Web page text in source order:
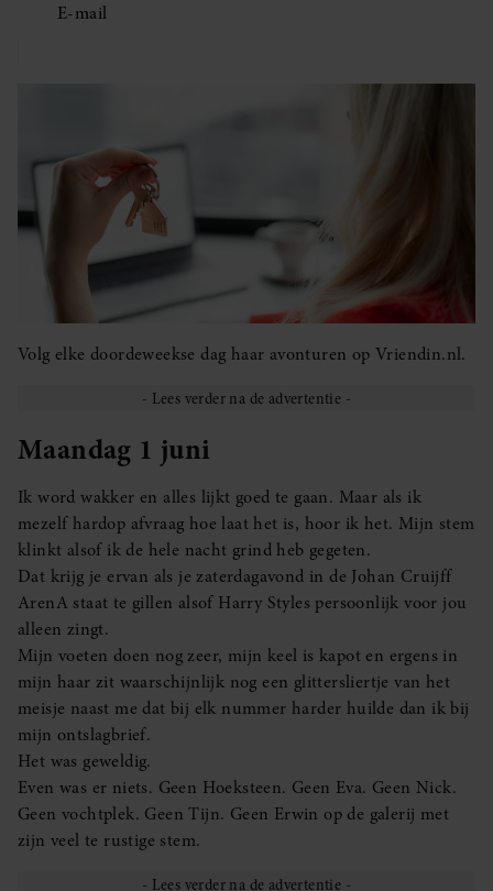
E-mail
Volg elke doordeweekse dag haar avonturen op Vriendin.nl.
Maandag 1 juni
Ik word wakker en alles lijkt goed te gaan. Maar als ik
mezelf hardop afvraag hoe laat het is, hoor ik het. Mijn stem
klinkt alsof ik de hele nacht grind heb gegeten.
Dat krijg je ervan als je zaterdagavond in de Johan Cruijff
ArenA staat te gillen alsof Harry Styles persoonlijk voor jou
alleen zingt.
Mijn voeten doen nog zeer, mijn keel is kapot en ergens in
mijn haar zit waarschijnlijk nog een glittersliertje van het
meisje naast me dat bij elk nummer harder huilde dan ik bij
mijn ontslagbrief.
Het was geweldig.
Even was er niets. Geen Hoeksteen. Geen Eva. Geen Nick.
Geen vochtplek. Geen Tijn. Geen Erwin op de galerij met
zijn veel te rustige stem.